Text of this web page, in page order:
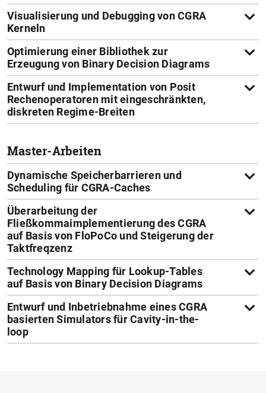
Visualisierung und Debugging von CGRA
Kerneln
Optimierung einer Bibliothek zur
Erzeugung von Binary Decision Diagrams
Entwurf und Implementation von Posit
Rechenoperatoren mit eingeschränkten,
diskreten Regime-Breiten
Master-Arbeiten
Dynamische Speicherbarrieren und
Scheduling für CGRA-Caches
Überarbeitung der
Fließkommaimplementierung des CGRA
auf Basis von FloPoCo und Steigerung der
Taktfreqzenz
Technology Mapping für Lookup-Tables
auf Basis von Binary Decision Diagrams
Entwurf und Inbetriebnahme eines CGRA
basierten Simulators für Cavity-in-the-
loop